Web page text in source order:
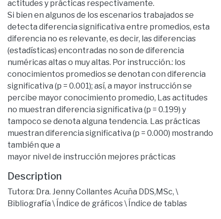
actitudes y prácticas respectivamente.
Si bien en algunos de los escenarios trabajados se
detecta diferencia significativa entre promedios, esta
diferencia no es relevante, es decir, las diferencias
(estadísticas) encontradas no son de diferencia
numéricas altas o muy altas. Por instrucción.: los
conocimientos promedios se denotan con diferencia
significativa (p = 0.001); así, a mayor instrucción se
percibe mayor conocimiento promedio, Las actitudes
no muestran diferencia significativa (p = 0.199) y
tampoco se denota alguna tendencia. Las prácticas
muestran diferencia significativa (p = 0.000) mostrando
también que a
mayor nivel de instrucción mejores prácticas
Description
Tutora: Dra. Jenny Collantes Acuña DDS,MSc, \
Bibliografía \ Índice de gráficos \ Índice de tablas